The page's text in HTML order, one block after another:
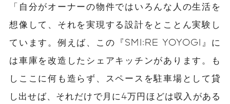
「自分がオーナーの物件ではいろんな人の生活を
想像して、それを実現する設計をとことん実験し
ています。例えば、この『SMI:RE YOYOGI』に
は車庫を改造したシェアキッチンがあります。も
しここに何も造らず、スペースを駐車場として貸
し出せば、それだけで月に4万円ほどは収入がある